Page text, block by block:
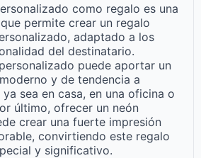
como regalo es una
permite crear un regalo
adaptado a los
del destinatario.
puede aportar un
y de tendencia a
sea en casa, en una oficina o
último, ofrecer un neón
crear una fuerte impresión
convirtiendo este regalo
y significativo.